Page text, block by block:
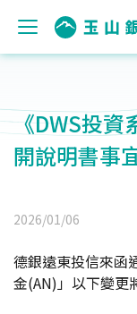
《DWS投資
開說明書事
2026/01/06
德銀遠東投信來函
金(AN)」以下變更